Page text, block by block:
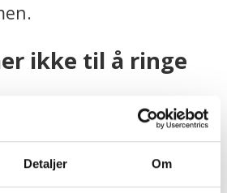
Detaljer Om
ikke til å ringe
full støtte av Mette
til SV-kravet.